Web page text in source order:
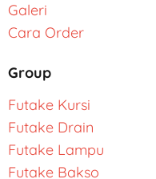
Galeri
Cara Order
Group
Futake Kursi
Futake Drain
Futake Lampu
Futake Bakso